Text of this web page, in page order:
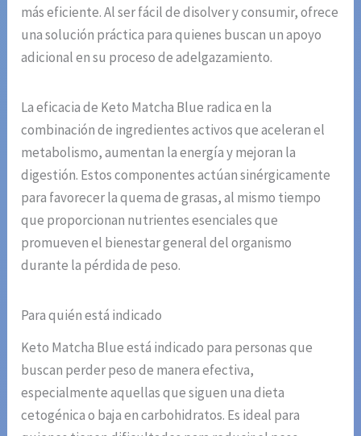
más eficiente. Al ser fácil de disolver y consumir, ofrece
una solución práctica para quienes buscan un apoyo
adicional en su proceso de adelgazamiento.
La eficacia de Keto Matcha Blue radica en la
combinación de ingredientes activos que aceleran el
metabolismo, aumentan la energía y mejoran la
digestión. Estos componentes actúan sinérgicamente
para favorecer la quema de grasas, al mismo tiempo
que proporcionan nutrientes esenciales que
promueven el bienestar general del organismo
durante la pérdida de peso.
Para quién está indicado
Keto Matcha Blue está indicado para personas que
buscan perder peso de manera efectiva,
especialmente aquellas que siguen una dieta
cetogénica o baja en carbohidratos. Es ideal para